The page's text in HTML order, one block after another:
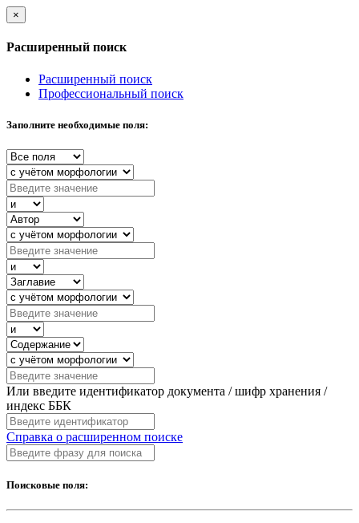
×
Расширенный поиск
Расширенный поиск
Профессиональный поиск
Заполните необходимые поля:
Или введите идентификатор документа / шифр хранения /
индекс ББК
Справка о расширенном поиске
Поисковые поля: